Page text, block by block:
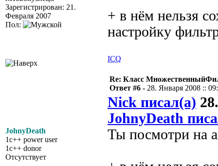
Зарегистрирован: 21.
Февраля 2007
Пол:
+ в нём нельзя
настройку
ICQ
JohnyDeath
1c++ power user
1c++ donor
Отсутствует
Re: Класс
Ответ #6 - 28. Января 2008 ::
Nick писал(а)
JohnyDeath
Ты посмотри на